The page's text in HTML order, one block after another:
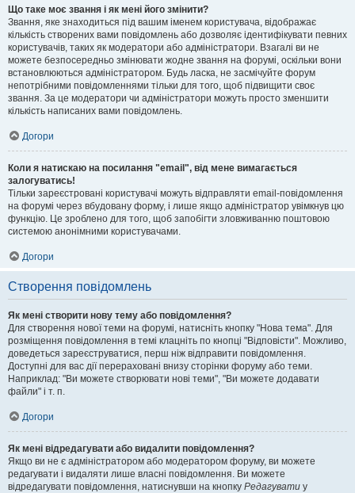
Що таке моє звання і як мені його змінити?
Звання, яке знаходиться під вашим іменем користувача, відображає
кількість створених вами повідомлень або дозволяє ідентифікувати певних
користувачів, таких як модератори або адміністратори. Взагалі ви не
можете безпосередньо змінювати жодне звання на форумі, оскільки вони
встановлюються адміністратором. Будь ласка, не засмічуйте форум
непотрібними повідомленнями тільки для того, щоб підвищити своє
звання. За це модератори чи адміністратори можуть просто зменшити
кількість написаних вами повідомлень.
Догори
Коли я натискаю на посилання "email", від мене вимагається
залогуватись!
Тільки зареєстровані користувачі можуть відправляти email-повідомлення
на форумі через вбудовану форму, і лише якщо адміністратор увімкнув цю
функцію. Це зроблено для того, щоб запобігти зловживанню поштовою
системою анонімними користувачами.
Догори
Створення повідомлень
Як мені створити нову тему або повідомлення?
Для створення нової теми на форумі, натисніть кнопку "Нова тема". Для
розміщення повідомлення в темі клацніть по кнопці "Відповісти". Можливо,
доведеться зареєструватися, перш ніж відправити повідомлення.
Доступні для вас дії перераховані внизу сторінки форуму або теми.
Наприклад: "Ви можете створювати нові теми", "Ви можете додавати
файли" і т. п.
Догори
Як мені відредагувати або видалити повідомлення?
Якщо ви не є адміністратором або модератором форуму, ви можете
редагувати і видаляти лише власні повідомлення. Ви можете
відредагувати повідомлення, натиснувши на кнопку Редагувати у